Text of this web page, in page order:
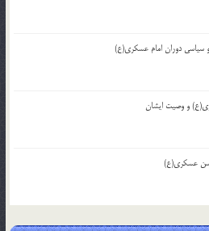
سیاسی دوران امام عسکری(ع)
و وصیت ایشان
عسکری(ع)